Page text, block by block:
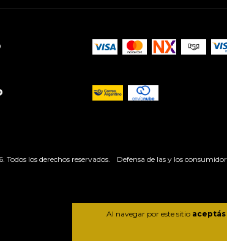
Al navegar por este sitio
los derechos reservados. Defensa de las y los